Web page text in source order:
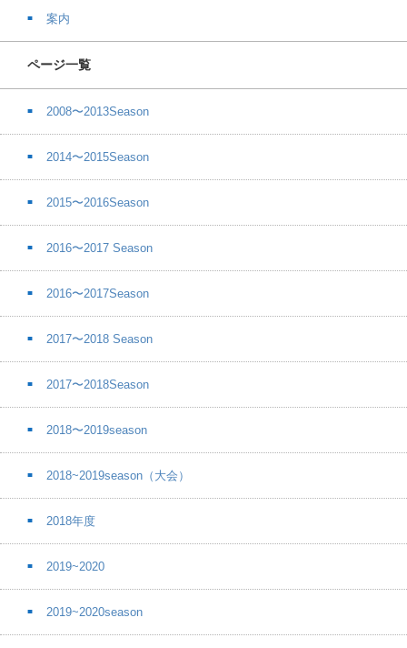
案内
ページ一覧
2008〜2013Season
2014〜2015Season
2015〜2016Season
2016〜2017 Season
2016〜2017Season
2017〜2018 Season
2017〜2018Season
2018〜2019season
2018~2019season（大会）
2018年度
2019~2020
2019~2020season